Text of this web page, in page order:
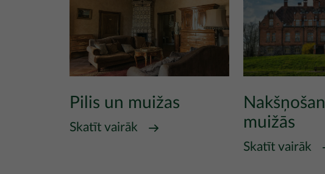
Pilis un muižas
Skatīt vairāk
muižās
Skatīt vairāk